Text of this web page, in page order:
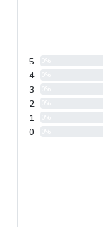
5
4
3
2
1
0